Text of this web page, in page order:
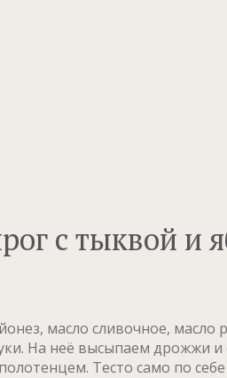
с тыквой и
масло сливочное,
На неё высыпаем дрожжи
Тесто само по